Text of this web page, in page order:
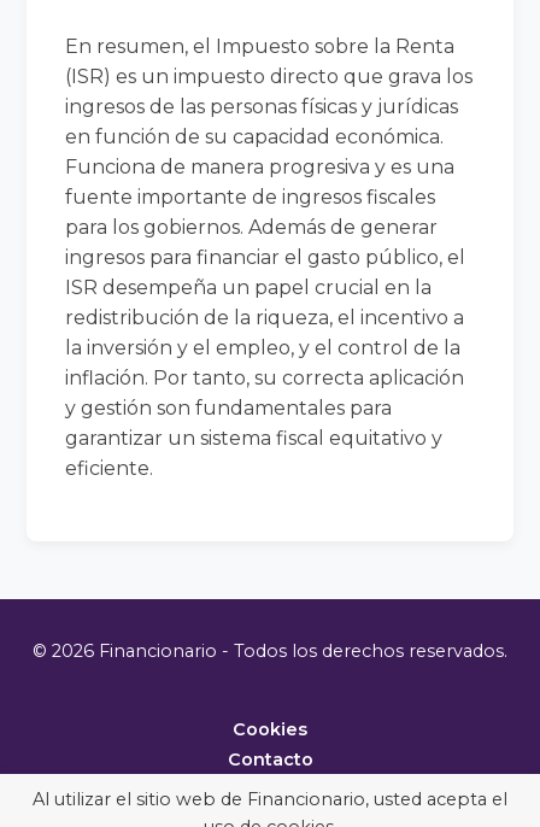
En resumen, el Impuesto sobre la Renta
(ISR) es un impuesto directo que grava los
ingresos de las personas físicas y jurídicas
en función de su capacidad económica.
Funciona de manera progresiva y es una
fuente importante de ingresos fiscales
para los gobiernos. Además de generar
ingresos para financiar el gasto público, el
ISR desempeña un papel crucial en la
redistribución de la riqueza, el incentivo a
la inversión y el empleo, y el control de la
inflación. Por tanto, su correcta aplicación
y gestión son fundamentales para
garantizar un sistema fiscal equitativo y
eficiente.
© 2026 Financionario - Todos los derechos reservados.
Cookies
Contacto
Metodología
Al utilizar el sitio web de Financionario, usted acepta el